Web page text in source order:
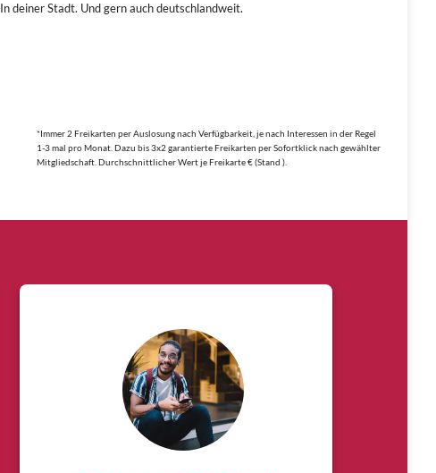
In deiner Stadt. Und gern auch deutschlandweit.
*Immer 2 Freikarten per Auslosung nach Verfügbarkeit, je nach Interessen in der Regel
1-3 mal pro Monat. Dazu bis 3x2 garantierte Freikarten per Sofortklick nach gewählter
Mitgliedschaft. Durchschnittlicher Wert je Freikarte € (Stand ).